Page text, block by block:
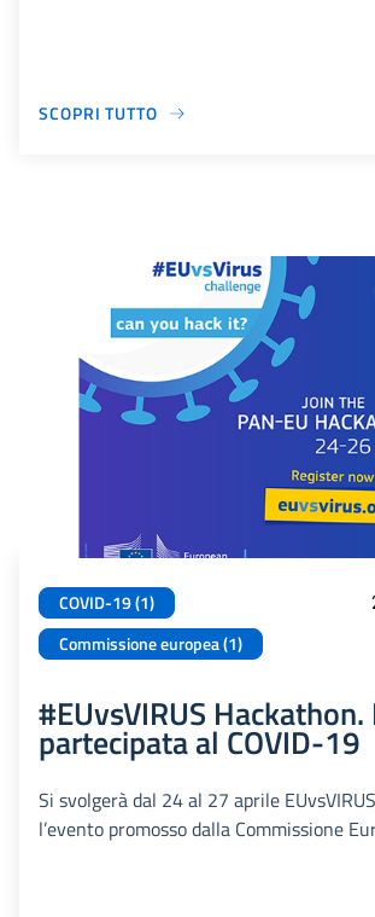
SCOPRI TUTTO
COVID-19 (1)
Commissione europea (1)
#EUvsVIRUS
partecipata al COVID-19
Si svolgerà dal 24 al 27 aprile
l’evento promosso dalla Commissione